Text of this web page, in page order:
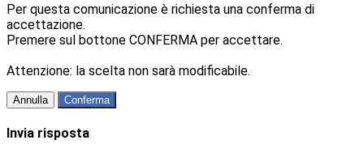
Per questa comunicazione è richiesta una conferma di
accettazione.
Premere sul bottone CONFERMA per accettare.
Attenzione: la scelta non sarà modificabile.
Annulla Conferma
Invia risposta